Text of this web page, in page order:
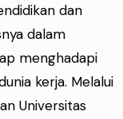
dan
dalam
menghadapi
kerja. Melalui
Universitas